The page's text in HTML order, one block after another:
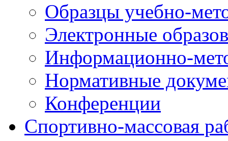
Образцы учебно-
Электронные
Информационно-
Нормативные
Конференции
Спортивно-массовая